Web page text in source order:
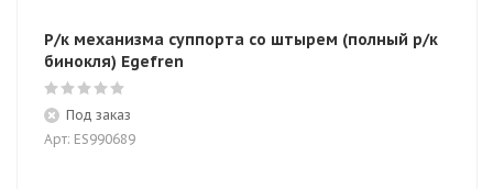
Р/к механизма суппорта со штырем (полный р/к
бинокля) Egefren
Под заказ
Арт: ES990689